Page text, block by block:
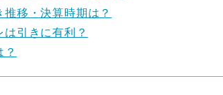
移・決算時期は？
引きに有利？
？